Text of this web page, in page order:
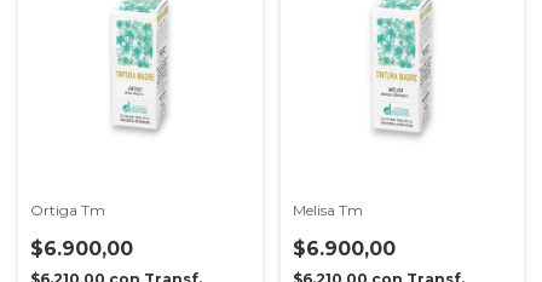
Ortiga Tm
$6.900,00
Melisa Tm
$6.900,00